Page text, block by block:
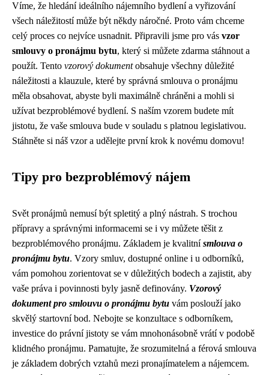
Víme, že hledání ideálního nájemního bydlení a vyřizování
všech náležitostí může být někdy náročné. Proto vám chceme
celý proces co nejvíce usnadnit. Připravili jsme pro vás vzor
smlouvy o pronájmu bytu, který si můžete zdarma stáhnout a
použít. Tento vzorový dokumentobsahuje všechny důležité
náležitosti a klauzule, které by správná smlouva o pronájmu
měla obsahovat, abyste byli maximálně chráněni a mohli si
užívat bezproblémové bydlení. S naším vzorem budete mít
jistotu, že vaše smlouva bude v souladu s platnou legislativou.
Stáhněte si náš vzor a udělejte první krok k novému domovu!
Tipy pro bezproblémový nájem
Svět pronájmů nemusí být spletitý a plný nástrah. S trochou
přípravy a správnými informacemi se i vy můžete těšit z
bezproblémového pronájmu. Základem je kvalitnísmlouva o
pronájmu bytu. Vzory smluv, dostupné online i u odborníků,
vám pomohou zorientovat se v důležitých bodech a zajistit, aby
vaše práva i povinnosti byly jasně definovány. Vzorový
dokument pro smlouvu o pronájmu bytu vám poslouží jako
skvělý startovní bod. Nebojte se konzultace s odborníkem,
investice do právní jistoty se vám mnohonásobně vrátí v podobě
klidného pronájmu. Pamatujte, že srozumitelná a férová smlouva
je základem dobrých vztahů mezi pronajímatelem a nájemcem.